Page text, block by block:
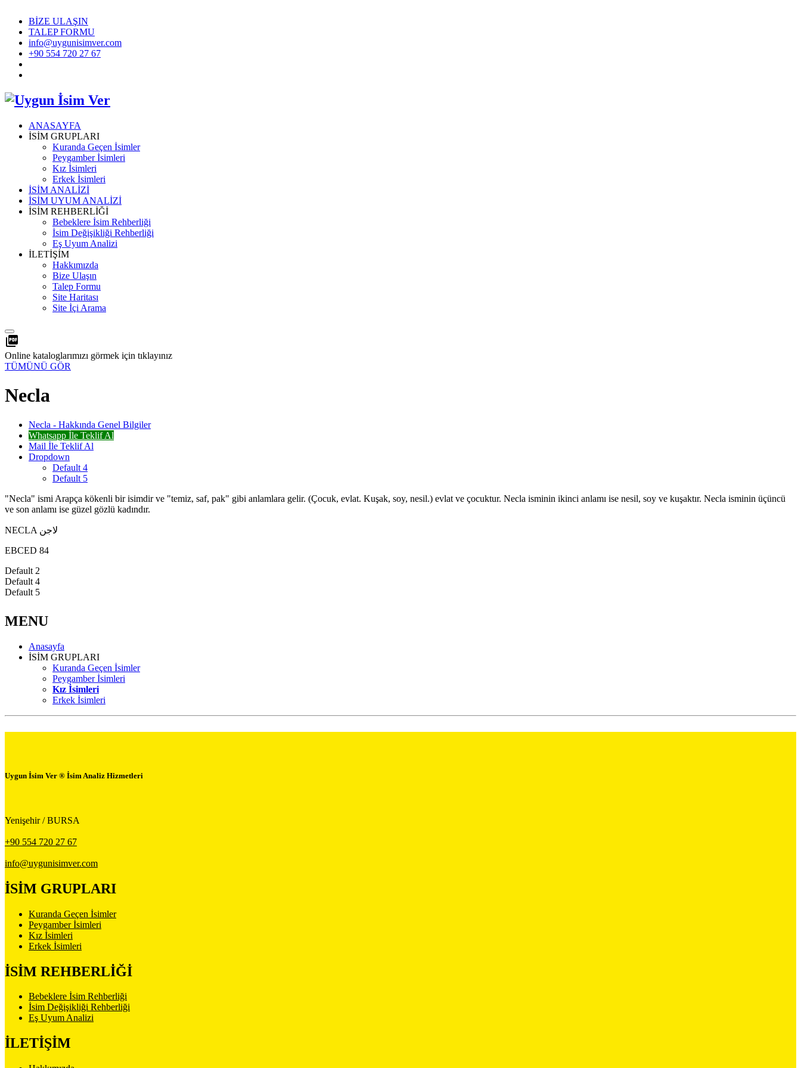
BİZE ULAŞIN
TALEP FORMU
info@uygunisimver.com
+90 554 720 27 67
ANASAYFA
İSİM GRUPLARI
Kuranda Geçen İsimler
Peygamber İsimleri
Kız İsimleri
Erkek İsimleri
İSİM ANALİZİ
İSİM UYUM ANALİZİ
İSİM REHBERLİĞİ
Bebeklere İsim Rehberliği
İsim Değişikliği Rehberliği
Eş Uyum Analizi
İLETİŞİM
Hakkımızda
Bize Ulaşın
Talep Formu
Site Haritası
Site İçi Arama
picture_as_pdf
Online kataloglarımızı görmek için tıklayınız
TÜMÜNÜ GÖR
Necla
Necla - Hakkında Genel Bilgiler
Whatsapp İle Teklif Al
Mail İle Teklif Al
Dropdown
Default 4
Default 5
"Necla" ismi Arapça kökenli bir isimdir ve "temiz, saf, pak" gibi anlamlara gelir. (Çocuk, evlat. Kuşak, soy, nesil.) evlat ve çocuktur. Necla isminin ikinci anlamı ise nesil, soy ve kuşaktır. Necla isminin üçüncü
ve son anlamı ise güzel gözlü kadındır.
NECLA لاجن
EBCED 84
Default 2
Default 4
Default 5
MENU
Anasayfa
İSİM GRUPLARI
Kuranda Geçen İsimler
Peygamber İsimleri
Kız İsimleri
Erkek İsimleri
Uygun İsim Ver ® İsim Analiz Hizmetleri
Yenişehir / BURSA
+90 554 720 27 67
info@uygunisimver.com
İSİM GRUPLARI
Kuranda Geçen İsimler
Peygamber İsimleri
Kız İsimleri
Erkek İsimleri
İSİM REHBERLİĞİ
Bebeklere İsim Rehberliği
İsim Değişikliği Rehberliği
Eş Uyum Analizi
İLETİŞİM